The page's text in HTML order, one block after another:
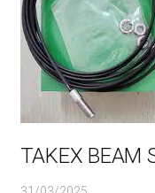
TAKEX BEAM